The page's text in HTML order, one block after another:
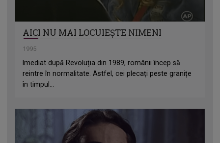
AICI NU MAI LOCUIEȘTE NIMENI
1995
Imediat după Revoluția din 1989, românii încep să
reintre în normalitate. Astfel, cei plecați peste granițe
în timpul...